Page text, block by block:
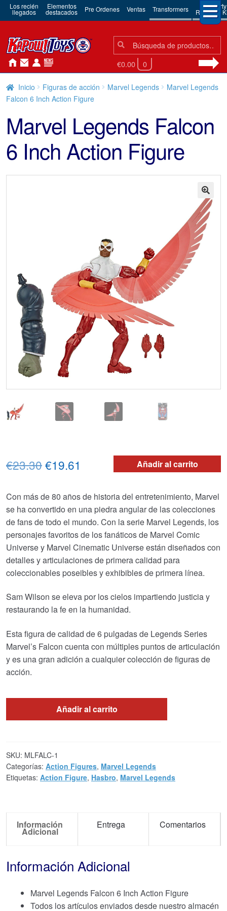
Los recién
llegados
Elementos
destacados Pre Ordenes Ventas Transformers 3rd Party
Robots &
Búsqueda:
Búsqueda
€0.00 0
Inicio Figuras de acción Marvel Legends
Marvel Legends
Falcon 6 Inch Action Figure
Marvel Legends Falcon
6 Inch Action Figure
🔍
Añadir al carrito
€23.30El
original
era:
€23.30.
€19.61
actual
es:
€19.61.
Con más de 80 años de historia del entretenimiento, Marvel
se ha convertido en una piedra angular de las colecciones
de fans de todo el mundo. Con la serie Marvel Legends, los
personajes favoritos de los fanáticos de Marvel Comic
Universe y Marvel Cinematic Universe están diseñados con
detalles y articulaciones de primera calidad para
coleccionables poseibles y exhibibles de primera línea.
Sam Wilson se eleva por los cielos impartiendo justicia y
restaurando la fe en la humanidad.
Esta figura de calidad de 6 pulgadas de Legends Series
Marvel’s Falcon cuenta con múltiples puntos de articulación
y es una gran adición a cualquier colección de figuras de
acción.
Añadir al carrito
SKU: MLFALC-1
Categorías: Action Figures, Marvel Legends
Etiquetas: Action Figure, Hasbro, Marvel Legends
Información
Adicional
Entrega Comentarios
Información Adicional
Marvel Legends Falcon 6 Inch Action Figure
Todos los artículos enviados desde nuestro almacén